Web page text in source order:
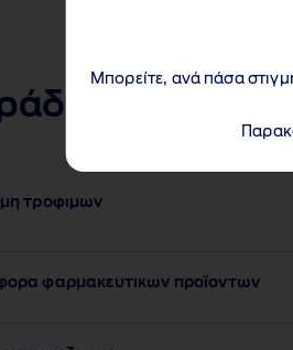
Μπορείτε, ανά πάσα
&
τροφιμων
φαρμακευτικων προϊοντων